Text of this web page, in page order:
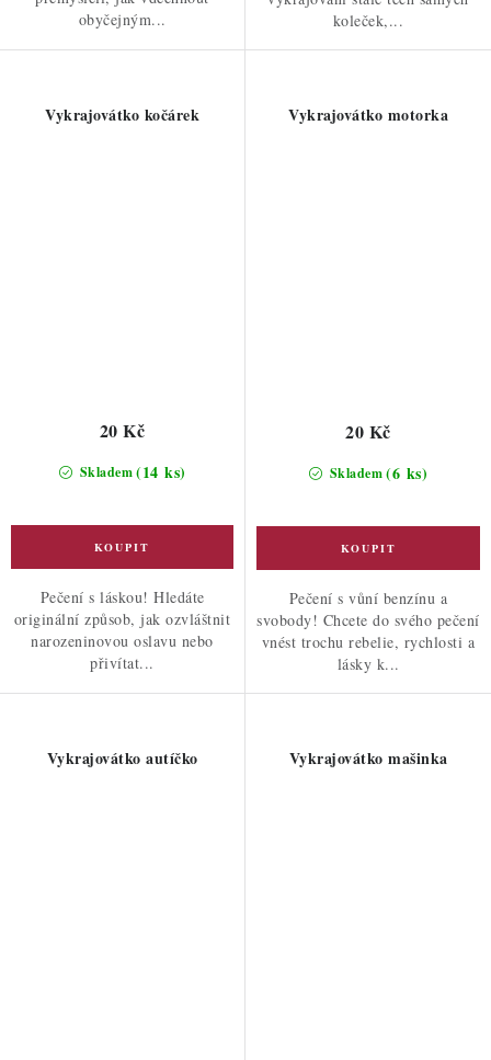
obyčejným...
koleček,...
Vykrajovátko kočárek
Skladem(14 ks)
20 Kč
Pečení s láskou! Hledáte
originální způsob, jak ozvláštnit
narozeninovou oslavu nebo
přivítat...
Vykrajovátko motorka
Skladem(6 ks)
20 Kč
Pečení s vůní benzínu a
svobody! Chcete do svého pečení
vnést trochu rebelie, rychlosti a
lásky k...
Vykrajovátko autíčko Vykrajovátko mašinka